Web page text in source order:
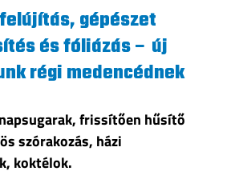
gépészet
és fóliázás – új
régi medencédnek
frissítően hűsítő
szórakozás, házi
koktélok.